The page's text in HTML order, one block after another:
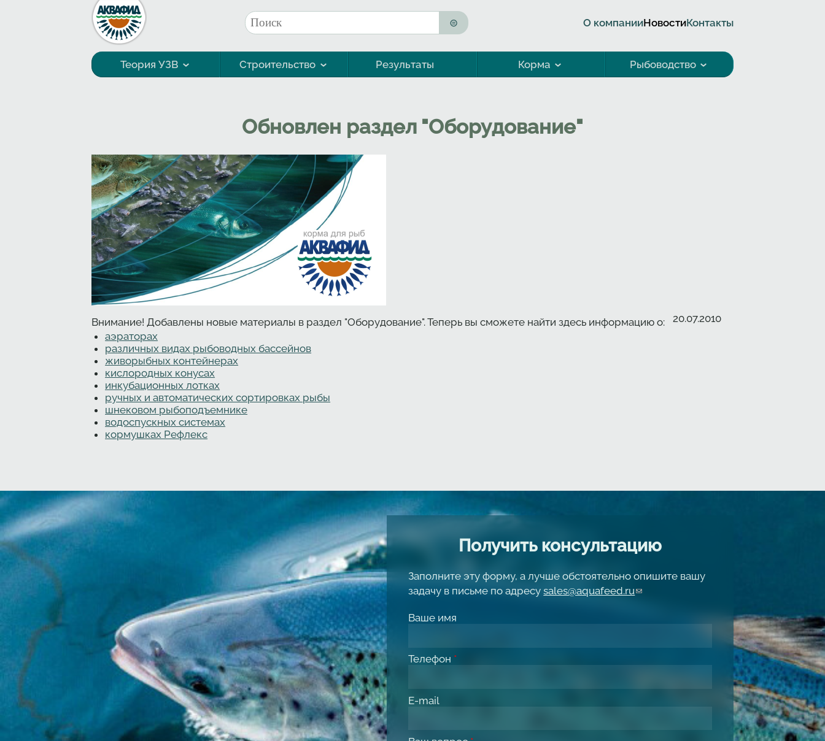
Перейти к основному содержанию
Форма поиска
Поиск О компанииНовостиКонтакты
Теория УЗВ Строительство Результаты Корма Рыбоводство
Обновлен раздел "Оборудование"
Внимание! Добавлены новые материалы в раздел "Оборудование". Теперь вы сможете найти здесь информацию о:
аэраторах
различных видах рыбоводных бассейнов
живорыбных контейнерах
кислородных конусах
инкубационных лотках
ручных и автоматических сортировках рыбы
шнековом рыбоподъемнике
водоспускных системах
кормушках Рефлекс
Создано 20.07.2010
Получить консультацию
Заполните эту форму, а лучше обстоятельно опишите вашу
задачу в письме по адресуsales@aquafeed.ru(link sends e-mail)
Ваше имя
Телефон *
E-mail